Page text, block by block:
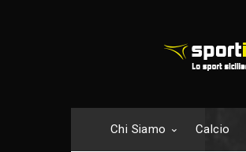
Chi Siamo Calcio